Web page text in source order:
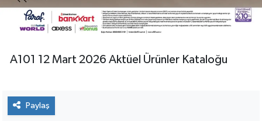
A101 12 Mart 2026 Aktüel Ürünler Kataloğu
Paylaş